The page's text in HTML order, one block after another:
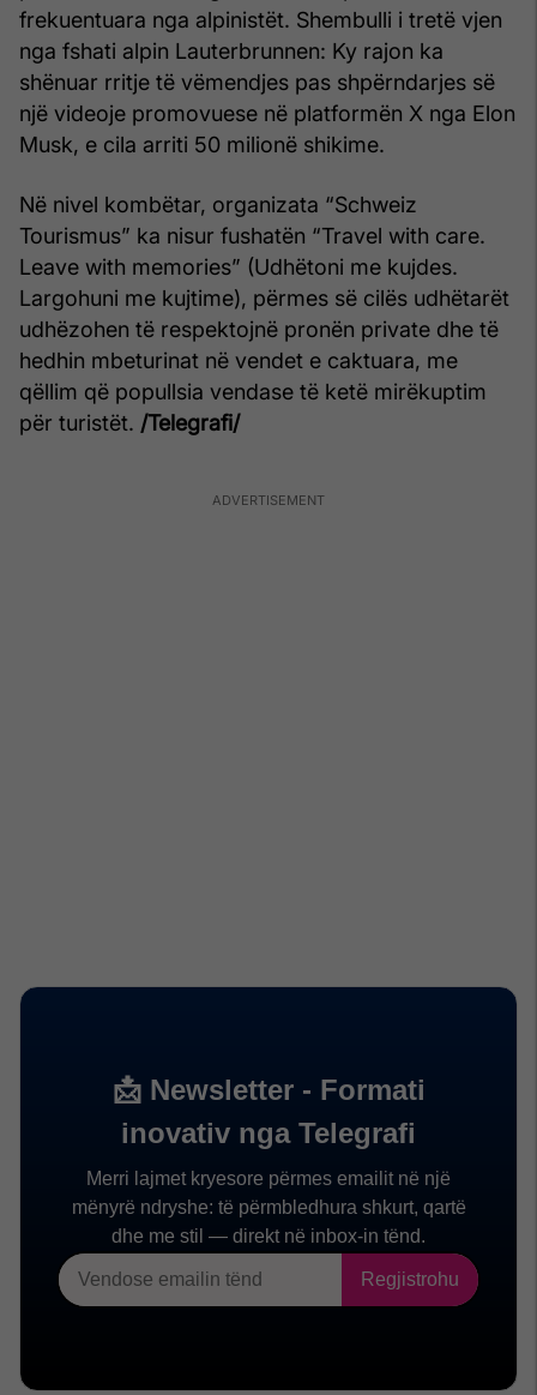
frekuentuara nga alpinistët. Shembulli i tretë vjen
nga fshati alpin Lauterbrunnen: Ky rajon ka
shënuar rritje të vëmendjes pas shpërndarjes së
një videoje promovuese në platformën X nga Elon
Musk, e cila arriti 50 milionë shikime.
Në nivel kombëtar, organizata “Schweiz
Tourismus” ka nisur fushatën “Travel with care.
Leave with memories” (Udhëtoni me kujdes.
Largohuni me kujtime), përmes së cilës udhëtarët
udhëzohen të respektojnë pronën private dhe të
hedhin mbeturinat në vendet e caktuara, me
qëllim që popullsia vendase të ketë mirëkuptim
për turistët. /Telegrafi/